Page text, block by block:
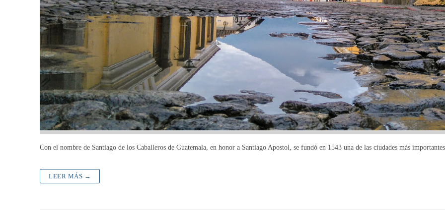
Con el nombre de Santiago de los Caballeros de Guatemala, en honor a Santiago Apostol, se fundó en 1543 una de las ciudades más
LEER MÁS →